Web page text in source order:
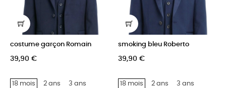
costume garçon Romain
39,90 €
18 mois 2 ans 3 ans
smoking bleu Roberto
39,90 €
18 mois 2 ans 3 ans